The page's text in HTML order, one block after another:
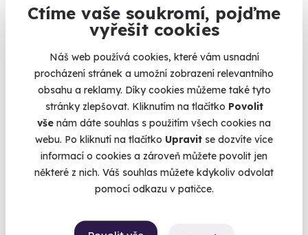
Ctíme vaše soukromí, pojďme
vyřešit cookies
Náš web používá cookies, které vám usnadní
procházení stránek a umožní zobrazení relevantního
obsahu a reklamy. Díky cookies můžeme také tyto
stránky zlepšovat. Kliknutím na tlačítko Povolit
vše nám dáte souhlas s použitím všech cookies na
webu. Po kliknutí na tlačítko Upravit se dozvíte více
informací o cookies a zároveň můžete povolit jen
některé z nich. Váš souhlas můžete kdykoliv odvolat
pomocí odkazu v patičce.
Domácí degustace piva s pivovarem Zlatá
Kráva: Průřez pivními styly pro pivní
nadšence + bedna 10 druhů piva
Ochutnejte pivní klasiku, pivní speciály a supertajná
překvapení z limitované edice oscarového pivovaru.
U vás doma
1 799 Kč
Zážitek na doma